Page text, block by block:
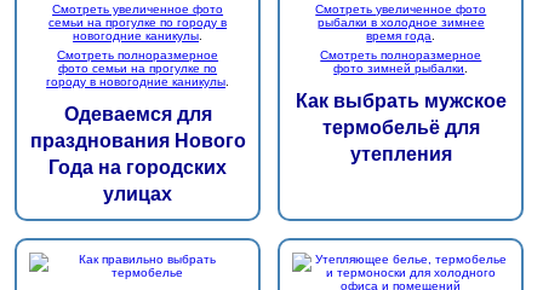
Смотреть увеличенное фото
семьи на прогулке по городу в
новогодние каникулы
Смотреть полноразмерное
фото семьи на прогулке по
городу в новогодние каникулы
Одеваемся для
празднования Нового
Года на городских
улицах
Смотреть увеличенное фото
рыбалки в холодное зимнее
время года
Смотреть полноразмерное
фото зимней рыбалки
Как выбрать мужское
термобельё для
утепления